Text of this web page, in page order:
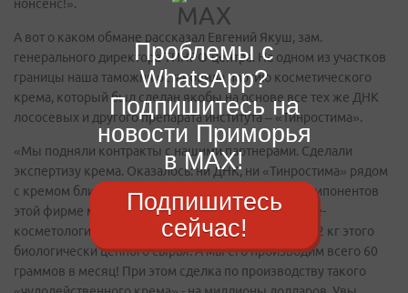
нонсенс!».
А вот о каком обмане рассказал Евгений Якуш, зам.
генерального директора ТИНРО-центра. На одном из участков
границы наша таможня остановила партию косметического
крема, который был сделан якобы на основе все тех же ДНК
лососевых и другого препарата института – «Тинростима».
«Мы подняли контракты с нашими партнерами. Сделали
экспертизу крема. Оказалось: ни ДНК, ни «Тинростима» рядом
с кремом близко не лежали! Никаких поставок компонентов
этой фирме мы никогда не делали. Более того, горе-
косметологи заявили, что якобы получили от нас 32 кг этого
биологически ценного сырья. А мы его производим всего 60
граммов в месяц! При этом сделка по производству такого
Проблемы с
WhatsApp?
Подпишитесь на
новости Приморья
в MAX!
Подпишитесь
сейчас!